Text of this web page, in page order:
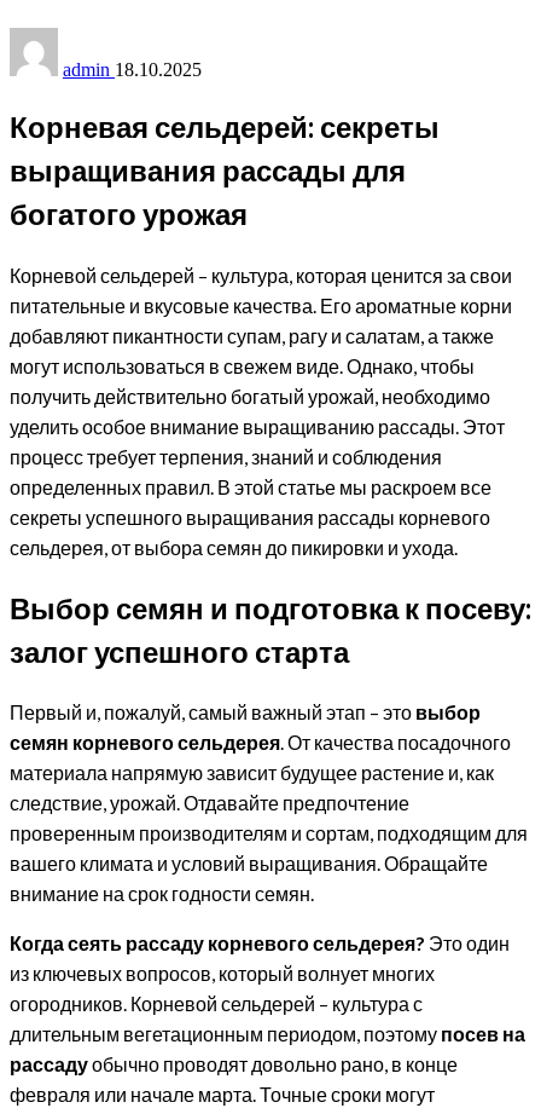
admin 18.10.2025
Корневая сельдерей: секреты
выращивания рассады для
богатого урожая
Корневой сельдерей – культура, которая ценится за свои
питательные и вкусовые качества. Его ароматные корни
добавляют пикантности супам, рагу и салатам, а также
могут использоваться в свежем виде. Однако, чтобы
получить действительно богатый урожай, необходимо
уделить особое внимание выращиванию рассады. Этот
процесс требует терпения, знаний и соблюдения
определенных правил. В этой статье мы раскроем все
секреты успешного выращивания рассады корневого
сельдерея, от выбора семян до пикировки и ухода.
Выбор семян и подготовка к посеву:
залог успешного старта
Первый и, пожалуй, самый важный этап – это выбор
семян корневого сельдерея. От качества посадочного
материала напрямую зависит будущее растение и, как
следствие, урожай. Отдавайте предпочтение
проверенным производителям и сортам, подходящим для
вашего климата и условий выращивания. Обращайте
внимание на срок годности семян.
Когда сеять рассаду корневого сельдерея? Это один
из ключевых вопросов, который волнует многих
огородников. Корневой сельдерей – культура с
длительным вегетационным периодом, поэтому посев на
рассадуобычно проводят довольно рано, в конце
февраля или начале марта. Точные сроки могут